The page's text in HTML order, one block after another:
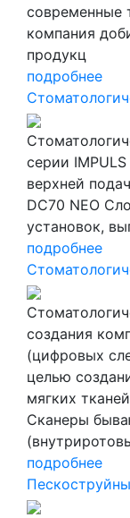
современные
компания
продукц
подробнее
серии
верхней
DC70 NEO
установок,
подробнее
создания
(цифровых
целью
мягких
Сканеры
подробнее